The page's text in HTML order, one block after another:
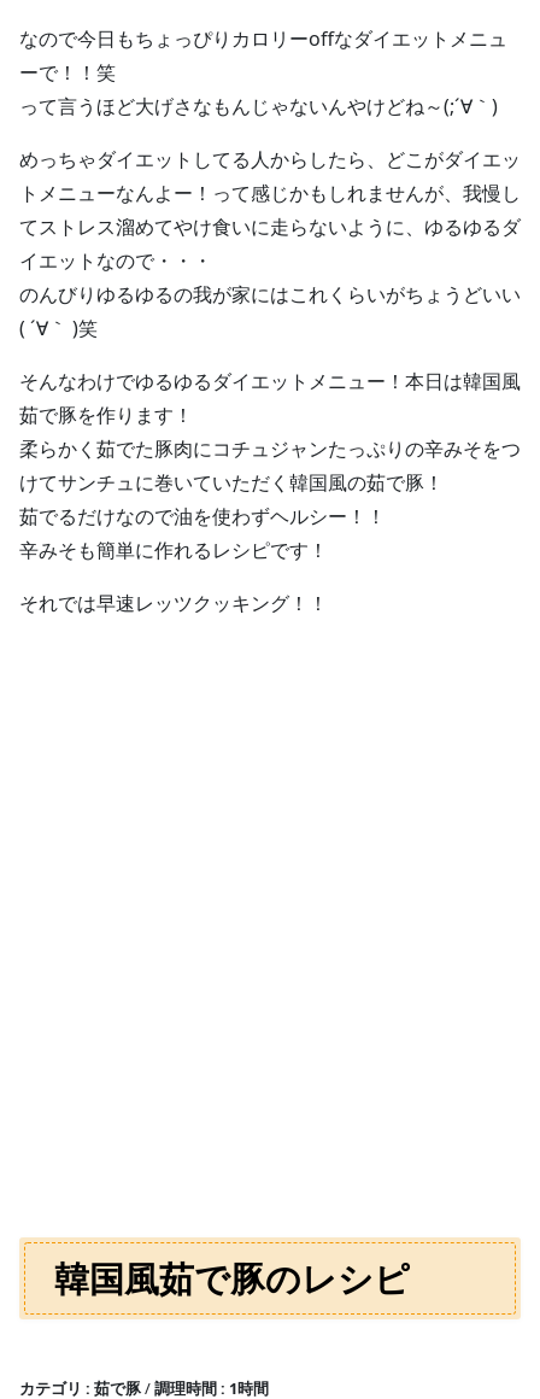
なので今日もちょっぴりカロリーoffなダイエットメニュ
ーで！！笑
って言うほど大げさなもんじゃないんやけどね～(;´∀｀)
めっちゃダイエットしてる人からしたら、どこがダイエッ
トメニューなんよー！って感じかもしれませんが、我慢し
てストレス溜めてやけ食いに走らないように、ゆるゆるダ
イエットなので・・・
のんびりゆるゆるの我が家にはこれくらいがちょうどいい
( ´∀｀ )笑
そんなわけでゆるゆるダイエットメニュー！本日は韓国風
茹で豚を作ります！
柔らかく茹でた豚肉にコチュジャンたっぷりの辛みそをつ
けてサンチュに巻いていただく韓国風の茹で豚！
茹でるだけなので油を使わずヘルシー！！
辛みそも簡単に作れるレシピです！
それでは早速レッツクッキング！！
韓国風茹で豚のレシピ
カテゴリ 茹で豚 調理時間 1時間